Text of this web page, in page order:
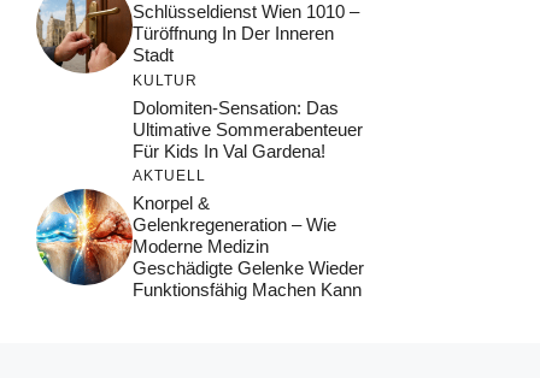
Schlüsseldienst Wien 1010 –
Türöffnung In Der Inneren
Stadt
KULTUR
Dolomiten-Sensation: Das
Ultimative Sommerabenteuer
Für Kids In Val Gardena!
AKTUELL
Knorpel &
Gelenkregeneration – Wie
Moderne Medizin
Geschädigte Gelenke Wieder
Funktionsfähig Machen Kann